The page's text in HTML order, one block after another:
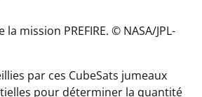
mission PREFIRE. © NASA/JPL-
par ces CubeSats jumeaux
pour déterminer la quantité